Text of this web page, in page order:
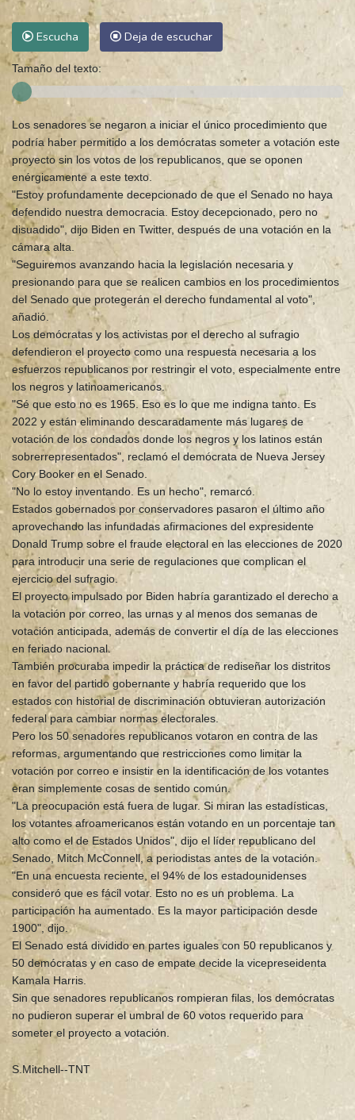
Escucha Deja de escuchar
Tamaño del texto:
Los senadores se negaron a iniciar el único procedimiento que
podría haber permitido a los demócratas someter a votación este
proyecto sin los votos de los republicanos, que se oponen
enérgicamente a este texto.
"Estoy profundamente decepcionado de que el Senado no haya
defendido nuestra democracia. Estoy decepcionado, pero no
disuadido", dijo Biden en Twitter, después de una votación en la
cámara alta.
"Seguiremos avanzando hacia la legislación necesaria y
presionando para que se realicen cambios en los procedimientos
del Senado que protegerán el derecho fundamental al voto",
añadió.
Los demócratas y los activistas por el derecho al sufragio
defendieron el proyecto como una respuesta necesaria a los
esfuerzos republicanos por restringir el voto, especialmente entre
los negros y latinoamericanos.
"Sé que esto no es 1965. Eso es lo que me indigna tanto. Es
2022 y están eliminando descaradamente más lugares de
votación de los condados donde los negros y los latinos están
sobrerrepresentados", reclamó el demócrata de Nueva Jersey
Cory Booker en el Senado.
"No lo estoy inventando. Es un hecho", remarcó.
Estados gobernados por conservadores pasaron el último año
aprovechando las infundadas afirmaciones del expresidente
Donald Trump sobre el fraude electoral en las elecciones de 2020
para introducir una serie de regulaciones que complican el
ejercicio del sufragio.
El proyecto impulsado por Biden habría garantizado el derecho a
la votación por correo, las urnas y al menos dos semanas de
votación anticipada, además de convertir el día de las elecciones
en feriado nacional.
También procuraba impedir la práctica de rediseñar los distritos
en favor del partido gobernante y habría requerido que los
estados con historial de discriminación obtuvieran autorización
federal para cambiar normas electorales.
Pero los 50 senadores republicanos votaron en contra de las
reformas, argumentando que restricciones como limitar la
votación por correo e insistir en la identificación de los votantes
eran simplemente cosas de sentido común.
"La preocupación está fuera de lugar. Si miran las estadísticas,
los votantes afroamericanos están votando en un porcentaje tan
alto como el de Estados Unidos", dijo el líder republicano del
Senado, Mitch McConnell, a periodistas antes de la votación.
"En una encuesta reciente, el 94% de los estadounidenses
consideró que es fácil votar. Esto no es un problema. La
participación ha aumentado. Es la mayor participación desde
1900", dijo.
El Senado está dividido en partes iguales con 50 republicanos y
50 demócratas y en caso de empate decide la vicepreseidenta
Kamala Harris.
Sin que senadores republicanos rompieran filas, los demócratas
no pudieron superar el umbral de 60 votos requerido para
someter el proyecto a votación.
S.Mitchell--TNT